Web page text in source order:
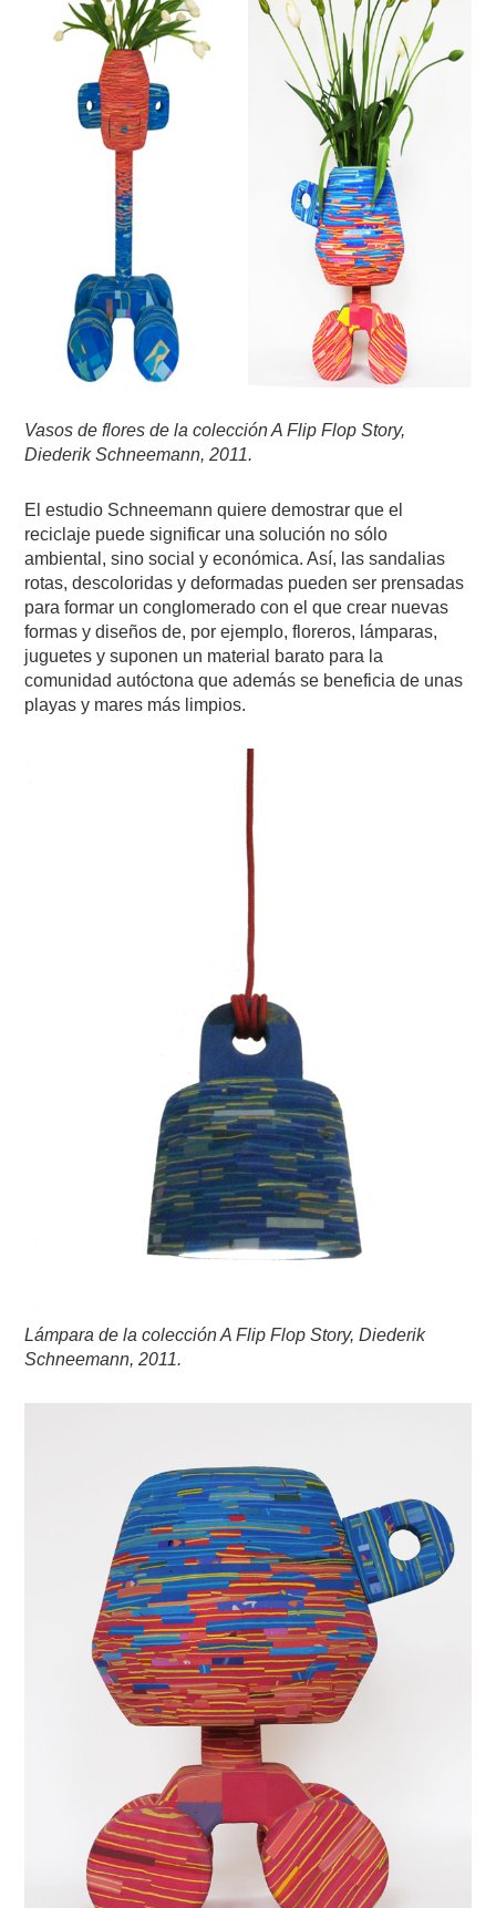
Vasos de flores de la colección A Flip Flop Story,
Diederik Schneemann, 2011.
El estudio Schneemann quiere demostrar que el
reciclaje puede significar una solución no sólo
ambiental, sino social y económica. Así, las sandalias
rotas, descoloridas y deformadas pueden ser prensadas
para formar un conglomerado con el que crear nuevas
formas y diseños de, por ejemplo, floreros, lámparas,
juguetes y suponen un material barato para la
comunidad autóctona que además se beneficia de unas
playas y mares más limpios.
Lámpara de la colección A Flip Flop Story, Diederik
Schneemann, 2011.